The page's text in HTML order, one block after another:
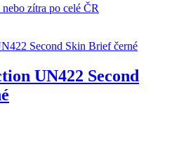
zítra po celé ČR
UN422 Second